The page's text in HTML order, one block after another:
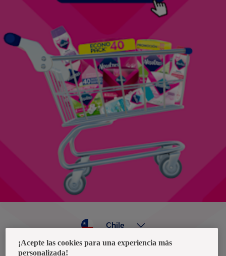
Chile
¡Acepte las cookies para una experiencia más
personalizada!